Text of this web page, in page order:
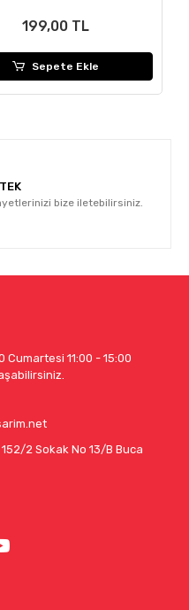
199,00 TL
Sepete Ekle
bize iletebilirsiniz.
Cumartesi 11:00 - 15:00
2 Sokak No 13/B Buca